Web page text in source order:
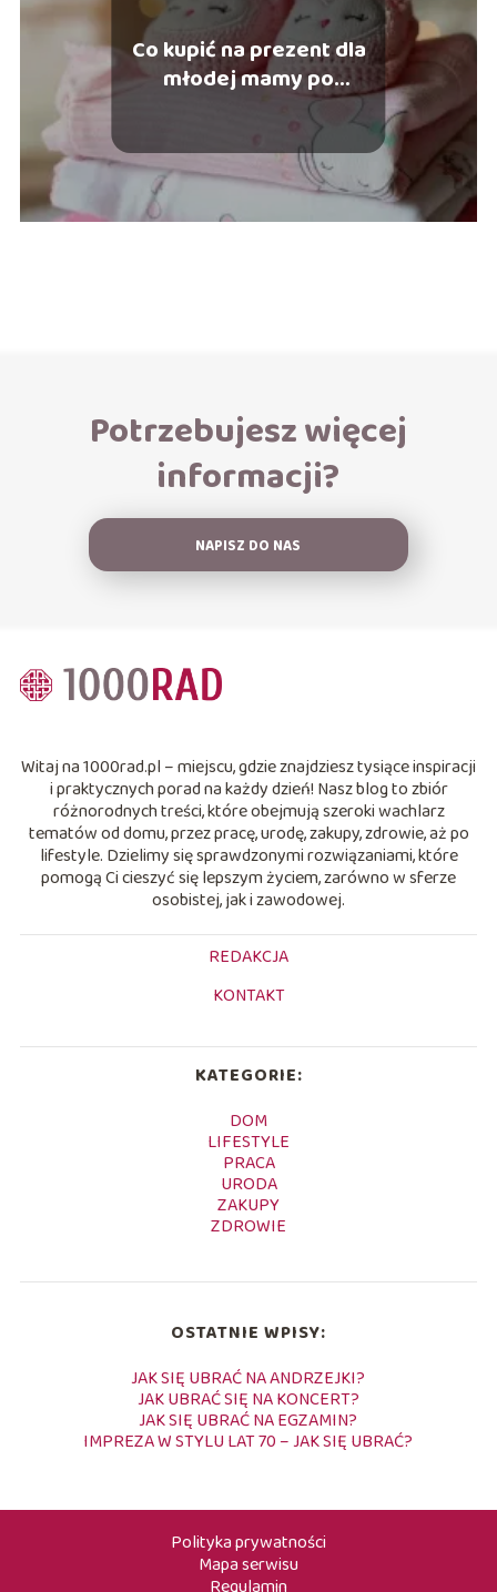
Co kupić na prezent dla
młodej mamy po
Potrzebujesz więcej
informacji?
NAPISZ DO NAS
Witaj na 1000rad.pl – miejscu, gdzie znajdziesz tysiące inspiracji
i praktycznych porad na każdy dzień! Nasz blog to zbiór
różnorodnych treści, które obejmują szeroki wachlarz
tematów od domu, przez pracę, urodę, zakupy, zdrowie, aż po
lifestyle. Dzielimy się sprawdzonymi rozwiązaniami, które
pomogą Ci cieszyć się lepszym życiem, zarówno w sferze
osobistej, jak i zawodowej.
REDAKCJA
KONTAKT
KATEGORIE:
DOM
LIFESTYLE
PRACA
URODA
ZAKUPY
ZDROWIE
OSTATNIE WPISY:
JAK SIĘ UBRAĆ NA ANDRZEJKI?
JAK UBRAĆ SIĘ NA KONCERT?
JAK SIĘ UBRAĆ NA EGZAMIN?
IMPREZA W STYLU LAT 70 – JAK SIĘ UBRAĆ?
Polityka prywatności
Mapa serwisu